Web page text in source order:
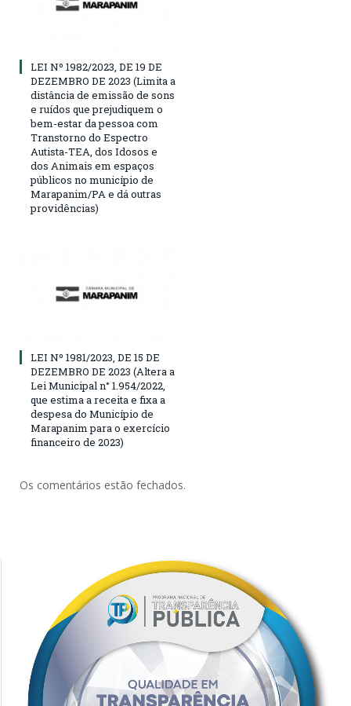
LEI Nº 1982/2023, DE 19 DE
DEZEMBRO DE 2023 (Limita a
distância de emissão de sons
e ruídos que prejudiquem o
bem-estar da pessoa com
Transtorno do Espectro
Autista-TEA, dos Idosos e
dos Animais em espaços
públicos no município de
Marapanim/PA e dá outras
providências)
LEI Nº 1981/2023, DE 15 DE
DEZEMBRO DE 2023 (Altera a
Lei Municipal n° 1.954/2022,
que estima a receita e fixa a
despesa do Município de
Marapanim para o exercício
financeiro de 2023)
Os comentários estão fechados.